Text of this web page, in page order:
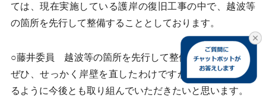
ては、現在実施している護岸の復旧工事の中で、越波等
の箇所を先行して整備することとしております。
○藤井委員 越波等の箇所を先行して整備ということで、
ぜひ、せっかく岸壁を直したわけですから、接岸ができ
るように今後とも取り組んでいただきたいと思います。